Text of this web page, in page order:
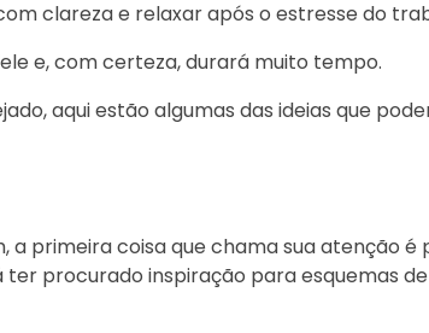
clareza e relaxar após o estresse do
e, com certeza, durará muito tempo.
aqui estão algumas das ideias que
primeira coisa que chama sua atenção
procurado inspiração para esquemas